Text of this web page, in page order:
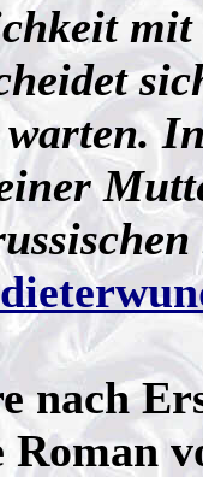
nach
Roman